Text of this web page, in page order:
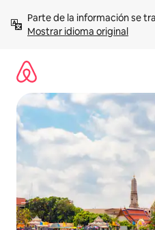
contenidoMostrar idioma original